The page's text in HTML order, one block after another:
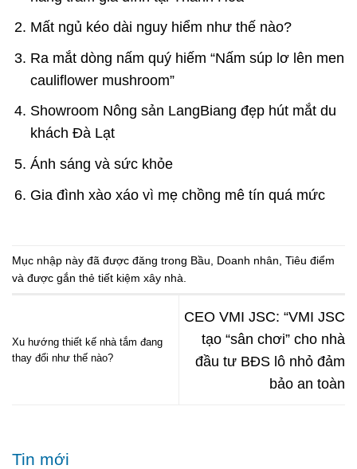
Mất ngủ kéo dài nguy hiểm như thế nào?
Ra mắt dòng nấm quý hiếm “Nấm súp lơ lên men
cauliflower mushroom”
Showroom Nông sản LangBiang đẹp hút mắt du
khách Đà Lạt
Ánh sáng và sức khỏe
Gia đình xào xáo vì mẹ chồng mê tín quá mức
Mục nhập này đã được đăng trong Bầu Doanh nhân Tiêu điểm
và được gắn thẻ tiết kiệm xây nhà
Xu hướng thiết kế nhà tắm đang
thay đổi như thế nào?
CEO VMI JSC: “VMI JSC
tạo “sân chơi” cho nhà
đầu tư BĐS lô nhỏ đảm
bảo an toàn
Tin mới